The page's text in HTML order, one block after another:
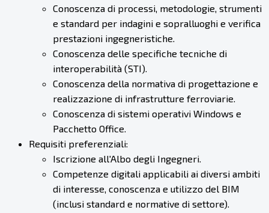
Conoscenza di processi, metodologie, strumenti
e standard per indagini e sopralluoghi e verifica
prestazioni ingegneristiche.
Conoscenza delle specifiche tecniche di
interoperabilità (STI).
Conoscenza della normativa di progettazione e
realizzazione di infrastrutture ferroviarie.
Conoscenza di sistemi operativi Windows e
Pacchetto Office.
Requisiti preferenziali:
Iscrizione all'Albo degli Ingegneri.
Competenze digitali applicabili ai diversi ambiti
di interesse, conoscenza e utilizzo del BIM
(inclusi standard e normative di settore).